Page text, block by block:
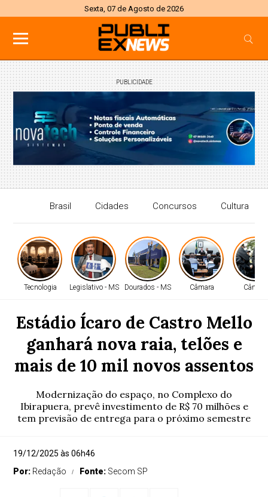
Sexta, 07 de Agosto de 2026
PUBLICIDADE
Brasil Cidades Concursos Cultura
Tecnologia Legislativo - MS Dourados - MS Câmara Câmara
Estádio Ícaro de Castro Mello
ganhará nova raia, telões e
mais de 10 mil novos assentos
Modernização do espaço, no Complexo do
Ibirapuera, prevê investimento de R$ 70 milhões e
tem previsão de entrega para o próximo semestre
19/12/2025 às 06h46
Por: Redação Fonte: Secom SP